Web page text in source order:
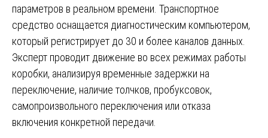
параметров в реальном времени. Транспортное
средство оснащается диагностическим компьютером,
который регистрирует до 30 и более каналов данных.
Эксперт проводит движение во всех режимах работы
коробки, анализируя временные задержки на
переключение, наличие толчков, пробуксовок,
самопроизвольного переключения или отказа
включения конкретной передачи.